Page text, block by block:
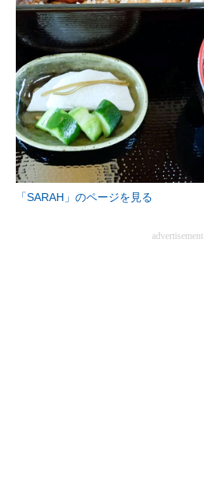
ビジネスと働き方のヒント
AI活用のいまが分かる
企業ITのトレンドを詳説
経営リーダーのコミュニティ
マーケ×ITの今がよく分かる
ITエンジニア向け専門サイト
「SARAH」のページを見る
advertisement